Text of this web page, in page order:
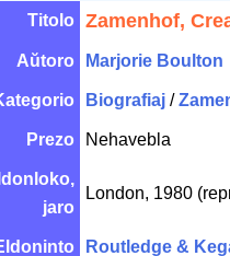
Titolo Zamenhof,
Aŭtoro Marjorie Boulton
Biografiaj /
Prezo Nehavebla
jaro
London, 1980
Routledge &